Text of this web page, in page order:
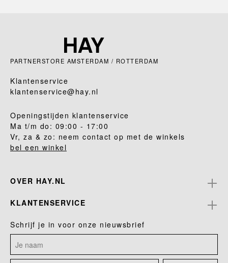
PARTNERSTORE AMSTERDAM / ROTTERDAM
Klantenservice
klantenservice@hay.nl
Openingstijden klantenservice
Ma t/m do: 09:00 - 17:00
Vr, za & zo: neem contact op met de winkels
bel een winkel
OVER HAY.NL
KLANTENSERVICE
Schrijf je in voor onze nieuwsbrief